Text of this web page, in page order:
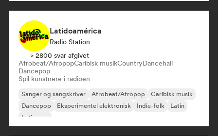
Latidoamérica
Radio Station
> 2800 svar afgivet
Afrobeat/AfropopCaribisk musikCountryDancehall
Dancepop
Spil kunstnere i radioen
Sanger og sangskriver Afrobeat/Afropop
Caribisk musik
Dancepop
Eksperimentel elektronisk Indie-folk
Latin
Latin pop